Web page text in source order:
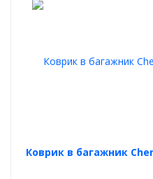
малый вес
Коврик в багажник